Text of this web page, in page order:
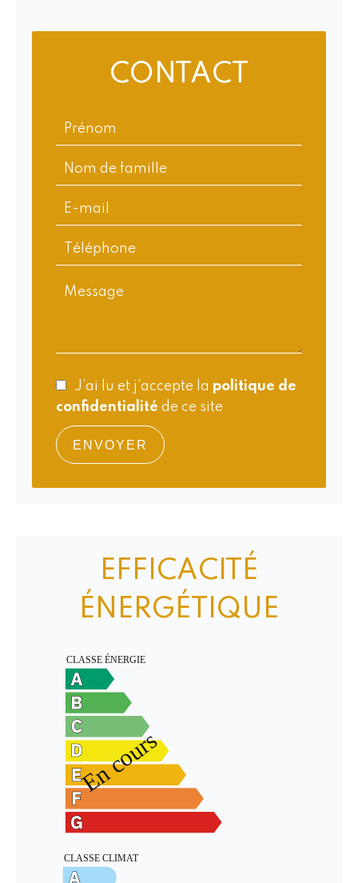
CONTACT
J’ai lu et j'accepte la politique de
confidentialité de ce site
ENVOYER
EFFICACITÉ
ÉNERGÉTIQUE